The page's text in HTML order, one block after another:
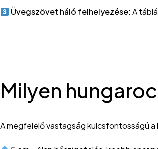
Üvegszövet háló felhelyezése:A
Milyen
A megfelelő vastagság kulcsfontosságú